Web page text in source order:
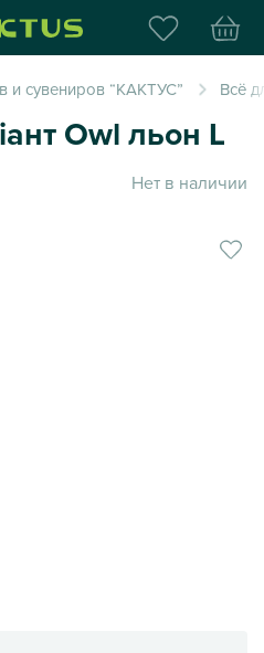
Интернет-магазин
и сувениров “КАКТУС” Всё
Owl льон L
Нет в наличии